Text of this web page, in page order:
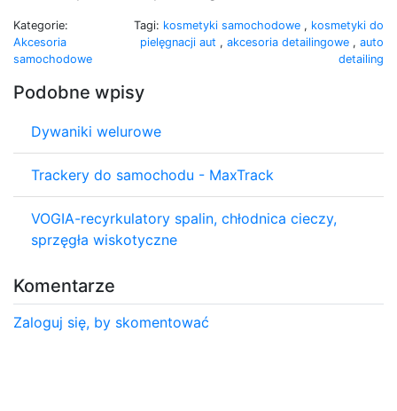
Kategorie:
Akcesoria
samochodowe
Tagi: kosmetyki samochodowe , kosmetyki do
pielęgnacji aut , akcesoria detailingowe , auto
detailing
Podobne wpisy
Dywaniki welurowe
Trackery do samochodu - MaxTrack
VOGIA-recyrkulatory spalin, chłodnica cieczy,
sprzęgła wiskotyczne
Komentarze
Zaloguj się, by skomentować